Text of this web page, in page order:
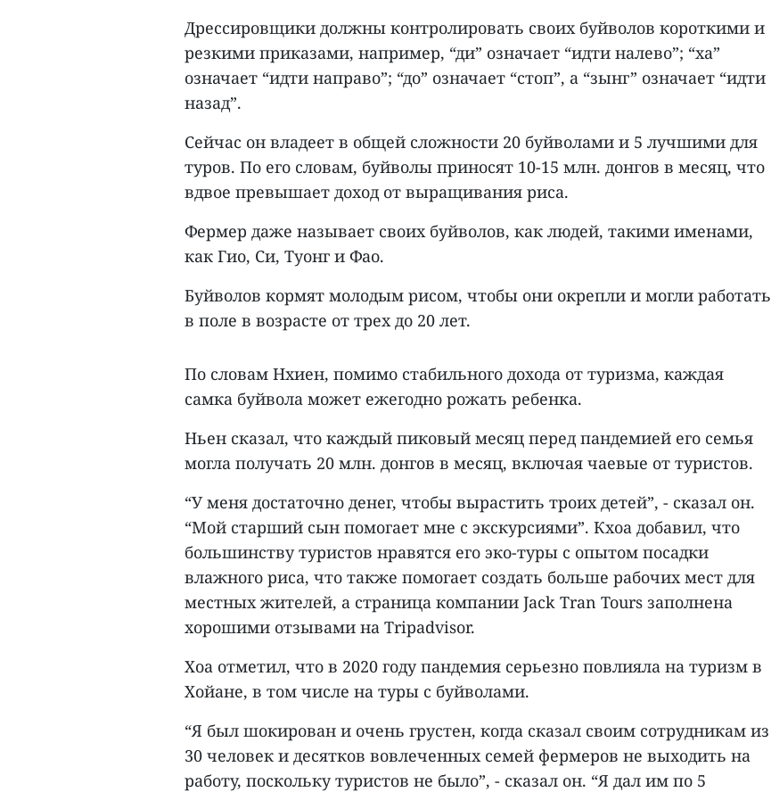
Дрессировщики должны контролировать своих буйволов короткими и
резкими приказами, например, “ди” означает “идти налево”; “ха”
означает “идти направо”; “до” означает “стоп”, а “зынг” означает “идти
назад”.
Сейчас он владеет в общей сложности 20 буйволами и 5 лучшими для
туров. По его словам, буйволы приносят 10-15 млн. донгов в месяц, что
вдвое превышает доход от выращивания риса.
Фермер даже называет своих буйволов, как людей, такими именами,
как Гио, Си, Туонг и Фао.
Буйволов кормят молодым рисом, чтобы они окрепли и могли работать
в поле в возрасте от трех до 20 лет.
По словам Нхиен, помимо стабильного дохода от туризма, каждая
самка буйвола может ежегодно рожать ребенка.
Ньен сказал, что каждый пиковый месяц перед пандемией его семья
могла получать 20 млн. донгов в месяц, включая чаевые от туристов.
“У меня достаточно денег, чтобы вырастить троих детей”, - сказал он.
“Мой старший сын помогает мне с экскурсиями”. Кхоа добавил, что
большинству туристов нравятся его эко-туры с опытом посадки
влажного риса, что также помогает создать больше рабочих мест для
местных жителей, а страница компании Jack Tran Tours заполнена
хорошими отзывами на Tripadvisor.
Хоа отметил, что в 2020 году пандемия серьезно повлияла на туризм в
Хойане, в том числе на туры с буйволами.
“Я был шокирован и очень грустен, когда сказал своим сотрудникам из
30 человек и десятков вовлеченных семей фермеров не выходить на
работу, поскольку туристов не было”, - сказал он. “Я дал им по 5